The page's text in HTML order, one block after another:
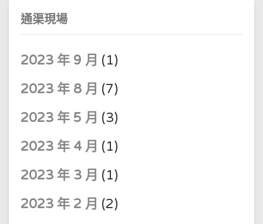
通渠現場
2023 年 9 月 (1)
2023 年 8 月 (7)
2023 年 5 月 (3)
2023 年 4 月 (1)
2023 年 3 月 (1)
2023 年 2 月 (2)